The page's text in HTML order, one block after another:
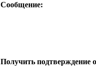
Сообщение:
Получить подтверждение